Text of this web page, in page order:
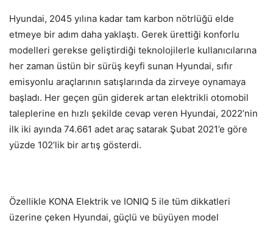
Hyundai, 2045 yılına kadar tam karbon nötrlüğü elde
etmeye bir adım daha yaklaştı. Gerek ürettiği konforlu
modelleri gerekse geliştirdiği teknolojilerle kullanıcılarına
her zaman üstün bir sürüş keyfi sunan Hyundai, sıfır
emisyonlu araçlarının satışlarında da zirveye oynamaya
başladı. Her geçen gün giderek artan elektrikli otomobil
taleplerine en hızlı şekilde cevap veren Hyundai, 2022’nin
ilk iki ayında 74.661 adet araç satarak Şubat 2021’e göre
yüzde 102’lik bir artış gösterdi.
Özellikle KONA Elektrik ve IONIQ 5 ile tüm dikkatleri
üzerine çeken Hyundai, güçlü ve büyüyen model